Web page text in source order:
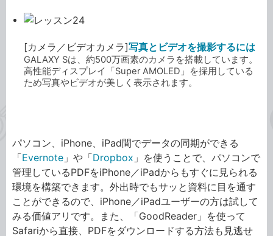
[カメラ／ビデオカメラ]写真とビデオを撮影するには
GALAXY Sは、約500万画素のカメラを搭載しています。
高性能ディスプレイ「Super AMOLED」を採用している
ため写真やビデオが美しく表示されます。
パソコン、iPhone、iPad間でデータの同期ができる
「Evernote 」や「Dropbox 」を使うことで、パソコンで
管理しているPDFをiPhone／iPadからもすぐに見られる
環境を構築できます。外出時でもサッと資料に目を通す
ことができるので、iPhone／iPadユーザーの方は試して
みる価値アリです。また、「GoodReader」を使って
Safariから直接、PDFをダウンロードする方法も見逃せ